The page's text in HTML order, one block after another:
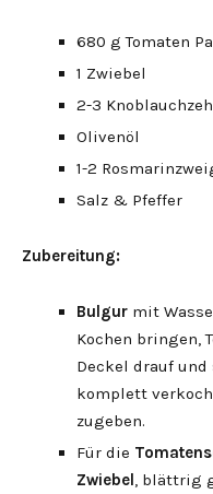
680 g Tomaten
1 Zwiebel
2-3
Olivenöl
1-2
Salz & Pfeffer
Zubereitung:
Bulgur mit
Kochen bringen,
Deckel drauf und
komplett
zugeben.
Für die
Zwiebel, blättrig